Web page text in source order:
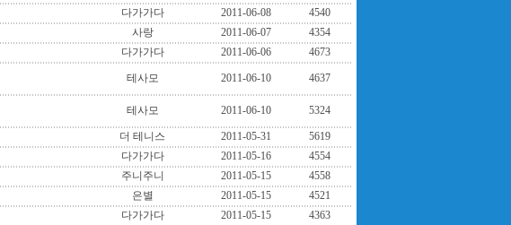
다가가다 2011-06-08
4540
사랑 2011-06-07
4354
다가가다 2011-06-06 4673
테사모 2011-06-10 4637
테사모 2011-06-10 5324
더 테니스 2011-05-31
5619
다가가다 2011-05-16
4554
주니주니 2011-05-15
4558
은별 2011-05-15
4521
다가가다 2011-05-15 4363